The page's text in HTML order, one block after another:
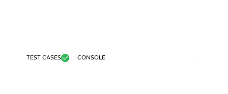
TEST CASES CONSOLE